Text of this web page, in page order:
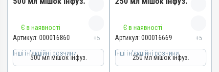
Інші ін’єкційні розчини
+5
Назва препарату
Розчин глюкози 20%
Артикул
000016860
Є в наявності
Артикул: 000016860
500 мл мішок інфуз.
Інші ін’єкційні розчини
+5
Назва препарату
Розчин глюкози 40%
Артикул
000016669
Є в наявності
Артикул: 000016669
250 мл мішок інфуз.